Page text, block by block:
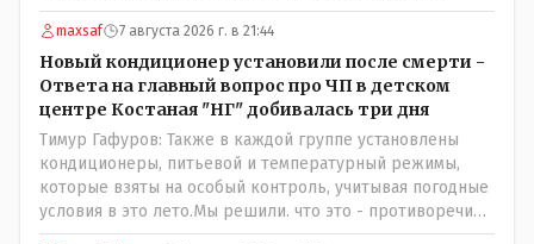
maxsaf 7 августа 2026 г. в 21:44
Новый кондиционер установили после смерти -
Ответа на главный вопрос про ЧП в детском
центре Костаная "НГ" добивалась три дня
Тимур Гафуров: Также в каждой группе установлены
кондиционеры, питьевой и температурный режимы,
которые взяты на особый контроль, учитывая погодные
условия в это лето.Мы решили. что это - противоречие.
Вы считаете иначе?Ну тут противоречия нет. Этот